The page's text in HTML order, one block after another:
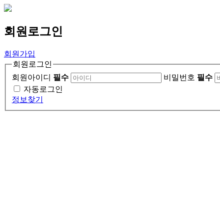
회원 로그인
회원가입
회원로그인
회원아이디 필수 비밀번호 필수
자동로그인
정보찾기